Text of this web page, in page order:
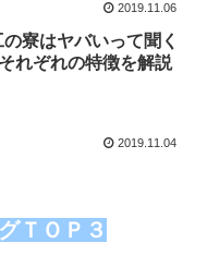
2019.11.06
の寮はヤバいって聞く
れぞれの特徴を解説
2019.11.04
ＴＯＰ３